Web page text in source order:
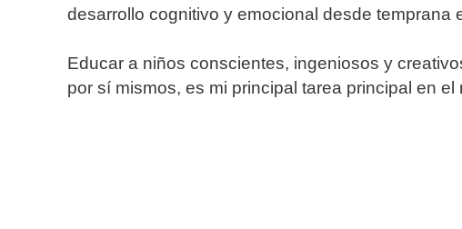
desarrollo cognitivo y emocional desde temprana
Educar a niños conscientes, ingeniosos y
por sí mismos, es mi principal tarea principal en el